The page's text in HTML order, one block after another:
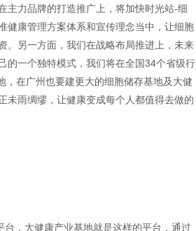
主力品牌的打造推广上，将加快时光站-细
健康管理方案体系和宣传理念当中，让细胞
。另一方面，我们在战略布局推进上，未来
的一个独特模式，我们将在全国34个省级行
在广州也要建更大的细胞储存基地及大健
未雨绸缪，让健康变成每个人都值得去做的
台，大健康产业基地就是这样的平台，通过